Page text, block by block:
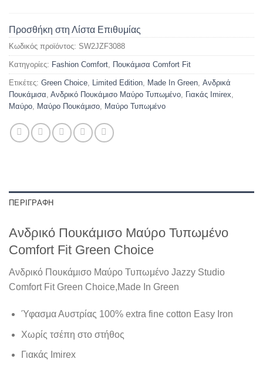
Προσθήκη στη Λίστα Επιθυμίας
Κωδικός προϊόντος: SW2JZF3088
Κατηγορίες: Fashion Comfort Πουκάμισα Comfort Fit
Ετικέτες: Green Choice Limited Edition Made In Green Ανδρικά
Πουκάμισα Ανδρικό Πουκάμισο Μαύρο Τυπωμένο Γιακάς Imirex
Μαύρο
Μαύρο Πουκάμισο Μαύρο Τυπωμένο
ΠΕΡΙΓΡΑΦΉ
Ανδρικό Πουκάμισο Μαύρο Τυπωμένο
Comfort Fit Green Choice
Ανδρικό Πουκάμισο Μαύρο Τυπωμένο Jazzy Studio
Comfort Fit Green Choice,Made In Green
Ύφασμα Αυστρίας 100% extra fine cotton Easy Iron
Χωρίς τσέπη στο στήθος
Γιακάς Imirex